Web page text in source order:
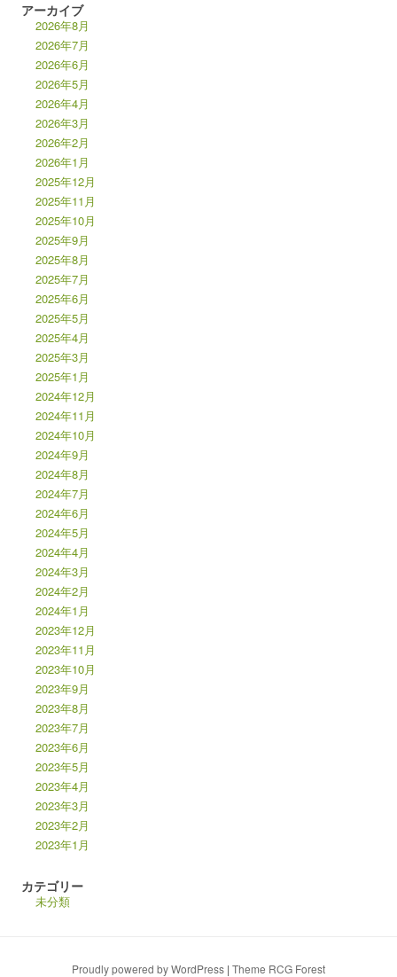
アーカイブ
2026年8月
2026年7月
2026年6月
2026年5月
2026年4月
2026年3月
2026年2月
2026年1月
2025年12月
2025年11月
2025年10月
2025年9月
2025年8月
2025年7月
2025年6月
2025年5月
2025年4月
2025年3月
2025年1月
2024年12月
2024年11月
2024年10月
2024年9月
2024年8月
2024年7月
2024年6月
2024年5月
2024年4月
2024年3月
2024年2月
2024年1月
2023年12月
2023年11月
2023年10月
2023年9月
2023年8月
2023年7月
2023年6月
2023年5月
2023年4月
2023年3月
2023年2月
2023年1月
カテゴリー
未分類
Proudly powered by WordPress | Theme RCG Forest